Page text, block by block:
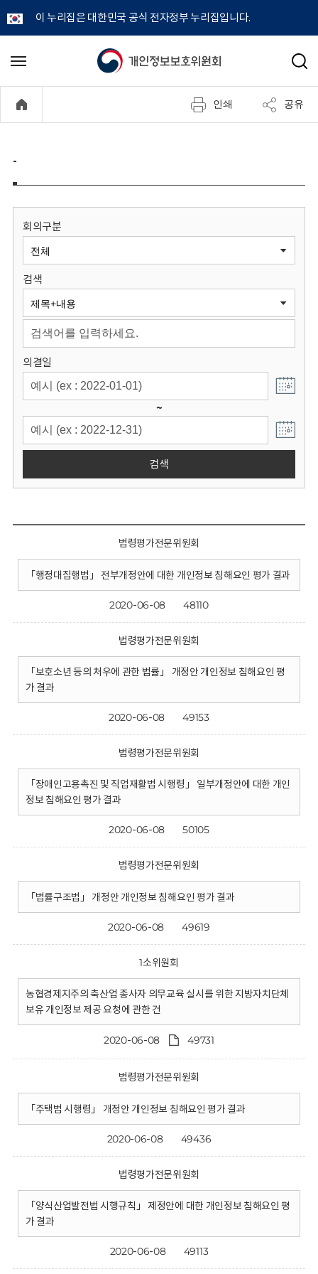
이 누리집은 대한민국 공식 전자정부 누리집입니다.
개
정
보
원
회
메
기
검
인쇄 공유
-
회의구분
검색
의결일
~
검색
법령평가전문위원회
「행정대집행법」 전부개정안에 대한 개인정보 침해요인 평가 결과
2020-06-08 48110
법령평가전문위원회
「보호소년 등의 처우에 관한 법률」 개정안 개인정보 침해요인 평
가 결과
2020-06-08 49153
법령평가전문위원회
「장애인고용촉진 및 직업재활법 시행령」 일부개정안에 대한 개인
정보 침해요인 평가 결과
2020-06-08 50105
법령평가전문위원회
「법률구조법」 개정안 개인정보 침해요인 평가 결과
2020-06-08 49619
1소위원회
농협경제지주의 축산업 종사자 의무교육 실시를 위한 지방자치단체
보유 개인정보 제공 요청에 관한 건
2020-06-08 49731
법령평가전문위원회
「주택법 시행령」 개정안 개인정보 침해요인 평가 결과
2020-06-08 49436
법령평가전문위원회
「양식산업발전법 시행규칙」 제정안에 대한 개인정보 침해요인 평
가 결과
2020-06-08 49113